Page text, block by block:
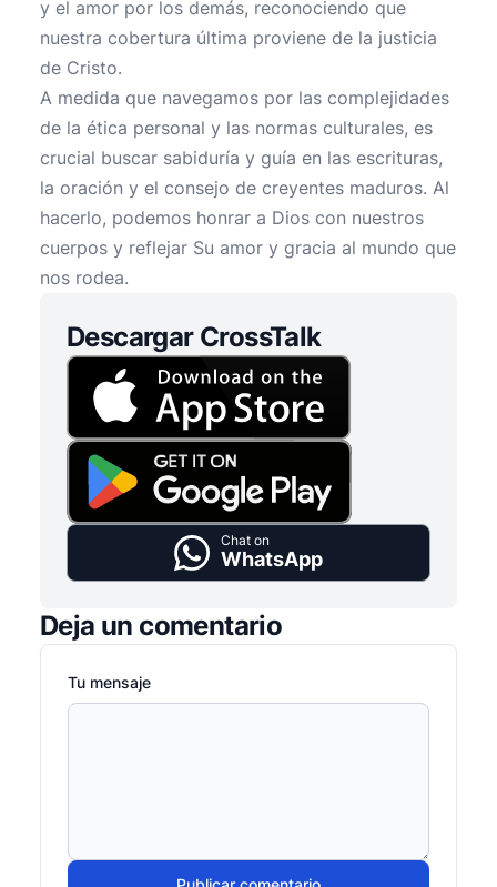
y el amor por los demás, reconociendo que
nuestra cobertura última proviene de la justicia
de Cristo.
A medida que navegamos por las complejidades
de la ética personal y las normas culturales, es
crucial buscar sabiduría y guía en las escrituras,
la oración y el consejo de creyentes maduros. Al
hacerlo, podemos honrar a Dios con nuestros
cuerpos y reflejar Su amor y gracia al mundo que
nos rodea.
Descargar CrossTalk
Chat on
WhatsApp
Deja un comentario
Tu mensaje